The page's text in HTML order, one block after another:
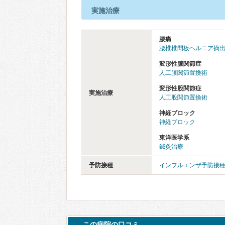
実施治療
実施治療
腰痛
腰椎椎間板ヘルニア摘
変形性膝関節症
人工膝関節置換術
変形性股関節症
人工股関節置換術
神経ブロック
神経ブロック
東洋医学系
鍼灸治療
予防接種 インフルエンザ予防接種